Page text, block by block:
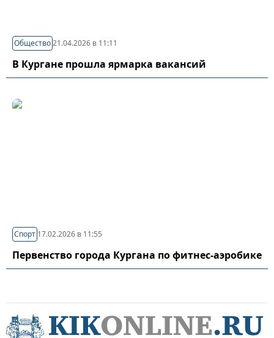
Общество21.04.2026 в 11:11
В Кургане прошла ярмарка вакансий
Спорт 17.02.2026 в 11:55
Первенство города Кургана по фитнес-аэробике